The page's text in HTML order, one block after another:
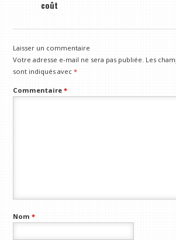
coût
Laisser un commentaire
Votre adresse e-mail ne sera pas publiée. Les
sont indiqués avec*
Commentaire*
Nom*